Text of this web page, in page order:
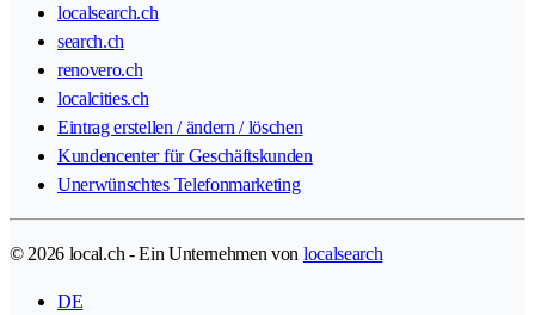
localsearch.ch
search.ch
renovero.ch
localcities.ch
Eintrag erstellen / ändern / löschen
Kundencenter für Geschäftskunden
Unerwünschtes Telefonmarketing
© 2026 local.ch - Ein Unternehmen von localsearch
DE